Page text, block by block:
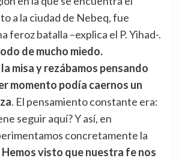
a la ciudad de Nebeq, fue
feroz batalla –explica el P. Yihad-.
de mucho miedo.
misa y rezábamos pensando
momento podía caernos un
. El pensamiento constante era:
seguir aquí? Y así, en
concretamente la
Hemos visto que nuestra fe nos